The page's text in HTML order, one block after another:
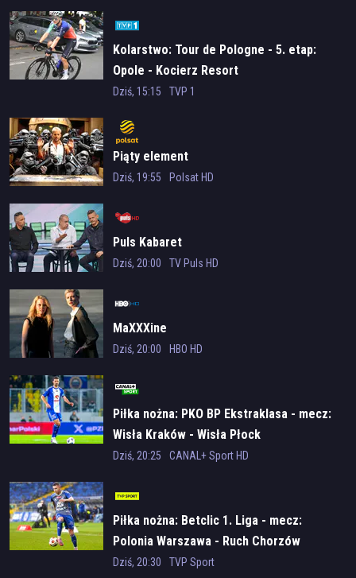
Kolarstwo: Tour de Pologne - 5. etap:
Opole - Kocierz Resort
Dziś, 15:15 TVP 1
Piąty element
Dziś, 19:55 Polsat HD
Puls Kabaret
Dziś, 20:00 TV Puls HD
MaXXXine
Dziś, 20:00 HBO HD
Piłka nożna: PKO BP Ekstraklasa - mecz:
Wisła Kraków - Wisła Płock
Dziś, 20:25 CANAL+ Sport HD
Piłka nożna: Betclic 1. Liga - mecz:
Polonia Warszawa - Ruch Chorzów
Dziś, 20:30 TVP Sport